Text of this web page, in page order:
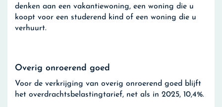
denken aan een vakantiewoning, een woning die u
koopt voor een studerend kind of een woning die u
verhuurt.
Overig onroerend goed
Voor de verkrijging van overig onroerend goed blijft
het overdrachtsbelastingtarief, net als in 2025, 10,4%.